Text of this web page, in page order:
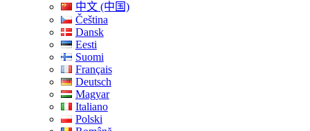
中文 (中国)
Čeština
Dansk
Eesti
Suomi
Français
Deutsch
Magyar
Italiano
Polski